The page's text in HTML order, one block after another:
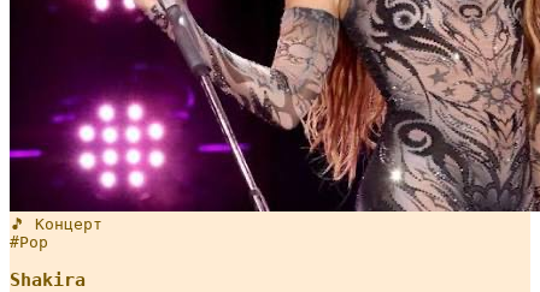
🎵 Концерт
#Pop
Shakira